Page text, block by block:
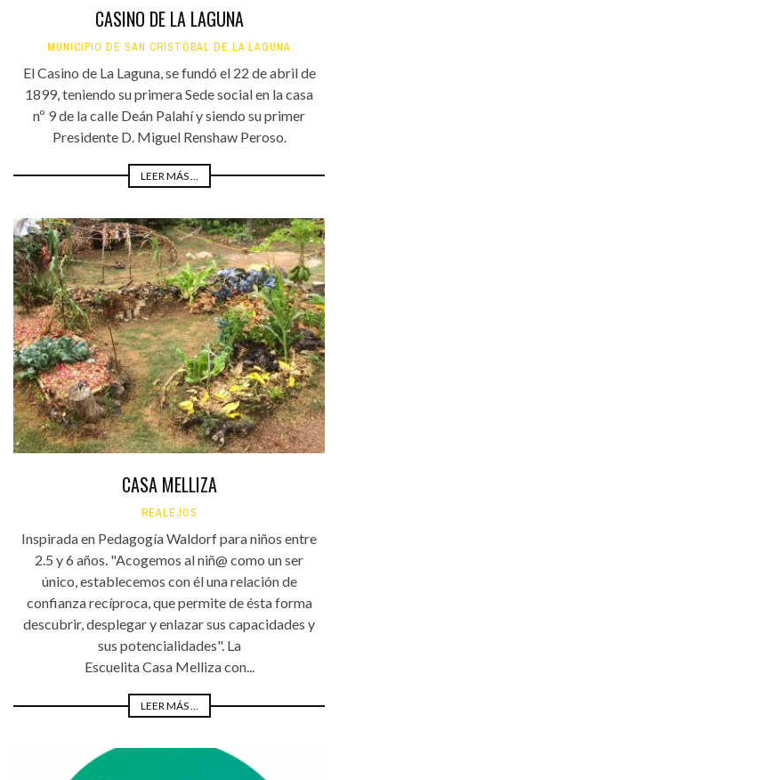
CASINO DE LA LAGUNA
MUNICIPIO DE SAN CRISTÓBAL DE LA LAGUNA
El Casino de La Laguna, se fundó el 22 de abril de
1899, teniendo su primera Sede social en la casa
nº 9 de la calle Deán Palahí y siendo su primer
Presidente D. Miguel Renshaw Peroso.
LEER MÁS ...
CASA MELLIZA
REALEJOS
Inspirada en Pedagogía Waldorf para niños entre
2.5 y 6 años. "Acogemos al niñ@ como un ser
único, establecemos con él una relación de
confianza recíproca, que permite de ésta forma
descubrir, desplegar y enlazar sus capacidades y
sus potencialidades". La
Escuelita Casa Melliza con...
LEER MÁS ...